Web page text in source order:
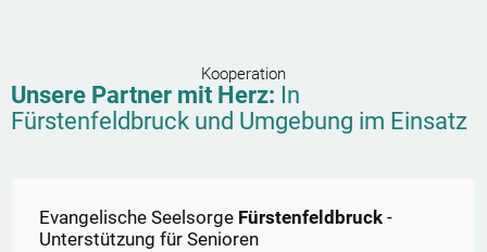
Kooperation
Unsere Partner mit Herz: In
Fürstenfeldbruck und Umgebung im Einsatz
Evangelische Seelsorge Fürstenfeldbruck -
Unterstützung für Senioren